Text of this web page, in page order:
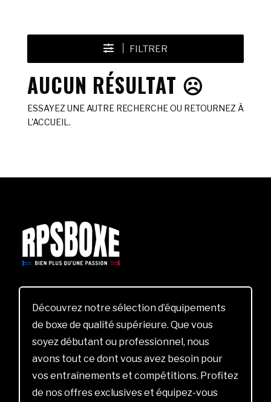
FILTRER
AUCUN RÉSULTAT ☹️
ESSAYEZ UNE AUTRE RECHERCHE OU RETOURNEZ À
L'ACCUEIL.
Découvrez notre sélection d’équipements
de boxe de qualité supérieure. Que vous
soyez débutant ou professionnel, nous
avons tout ce dont vous avez besoin pour
vos entraînements et compétitions. Profitez
de nos offres exclusives et équipez-vous